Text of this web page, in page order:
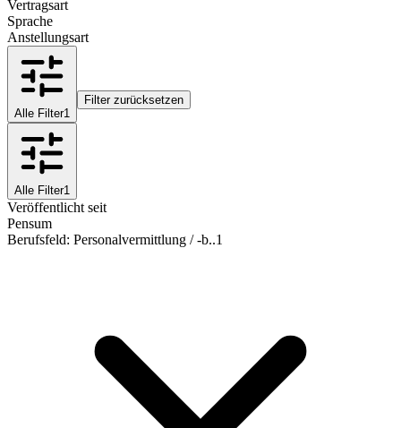
Vertragsart
Sprache
Anstellungsart
Alle Filter1
Filter zurücksetzen
Alle Filter1
Veröffentlicht seit
Pensum
Berufsfeld: Personalvermittlung / -b..1